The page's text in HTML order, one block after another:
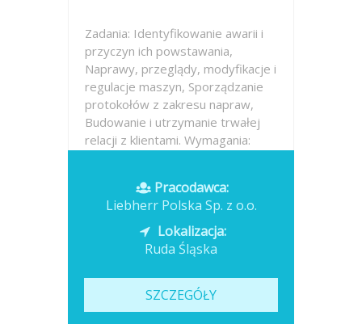
Zadania: Identyfikowanie awarii i
przyczyn ich powstawania,
Naprawy, przeglądy, modyfikacje i
regulacje maszyn, Sporządzanie
protokołów z zakresu napraw,
Budowanie i utrzymanie trwałej
relacji z klientami. Wymagania:
Opublikowano: 2026-07-13
Pracodawca:
Liebherr Polska Sp. z o.o.
Lokalizacja:
Ruda Śląska
SZCZEGÓŁY